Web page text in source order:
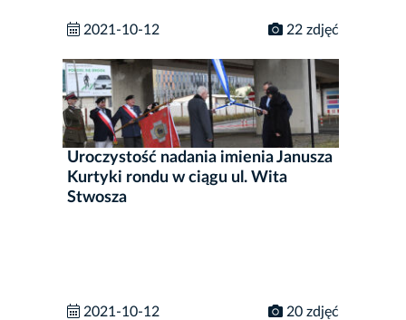
2021-10-12 22 zdjęć
Uroczystość nadania imienia Janusza
Kurtyki rondu w ciągu ul. Wita
Stwosza
2021-10-12 20 zdjęć